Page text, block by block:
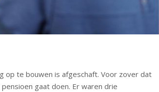
op te bouwen is afgeschaft. Voor zover dat
gaat doen. Er waren drie